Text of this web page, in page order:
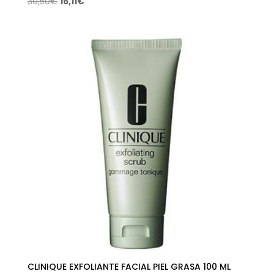
es:
16,11€.
CLINIQUE EXFOLIANTE FACIAL PIEL GRASA 100 ML